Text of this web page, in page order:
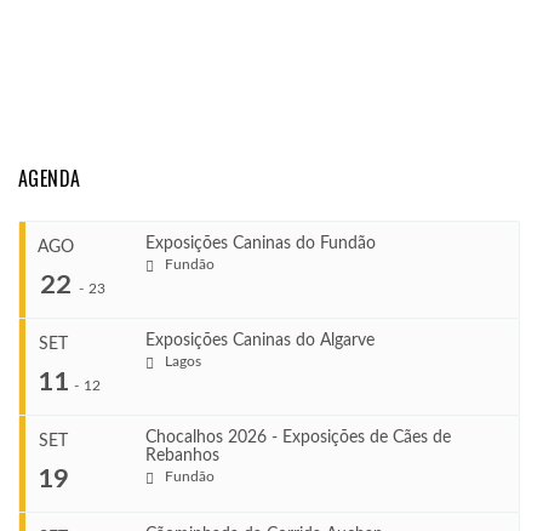
AGENDA
AGO
22 - 23
Exposições Caninas do Fundão
Fundão
Ago 22, 2026
SET
11 - 12
Exposições Caninas do Algarve
Lagos
SET
19
Chocalhos 2026 - Exposições de Cães de
Rebanhos
Fundão